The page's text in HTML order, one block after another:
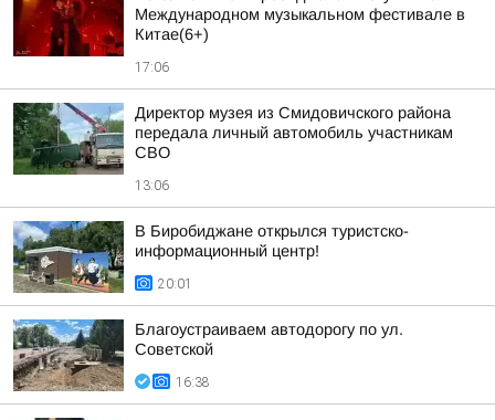
Международном музыкальном фестивале в
Китае(6+)
17:06
Директор музея из Смидовичского района
передала личный автомобиль участникам
СВО
13:06
В Биробиджане открылся туристско-
информационный центр!
20:01
Благоустраиваем автодорогу по ул.
Советской
16:38